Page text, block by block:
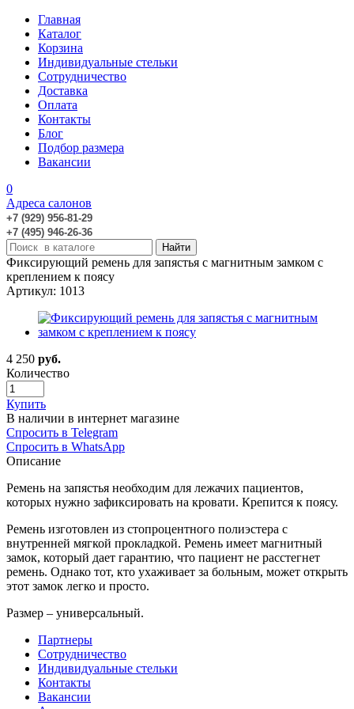
Главная
Каталог
Корзина
Индивидуальные стельки
Сотрудничество
Доставка
Оплата
Контакты
Блог
Подбор размера
Вакансии
0
Адреса салонов
+7 (929) 956-81-29
+7 (495) 946-26-36
Фиксирующий ремень для запястья с магнитным замком с
креплением к поясу
Артикул: 1013
4 250 руб.
Количество
Купить
В наличии в интернет магазине
Спросить в Telegram
Спросить в WhatsApp
Описание
Ремень на запястья необходим для лежачих пациентов,
которых нужно зафиксировать на кровати. Крепится к поясу.
Ремень изготовлен из стопроцентного полиэстера с
внутренней мягкой прокладкой. Ремень имеет магнитный
замок, который дает гарантию, что пациент не расстегнет
ремень. Однако тот, кто ухаживает за больным, может открыть
этот замок легко и просто.
Размер – универсальный.
Партнеры
Сотрудничество
Индивидуальные стельки
Контакты
Вакансии